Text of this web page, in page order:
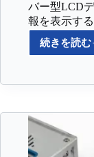
バー型LCD
報を表示す
続きを読む